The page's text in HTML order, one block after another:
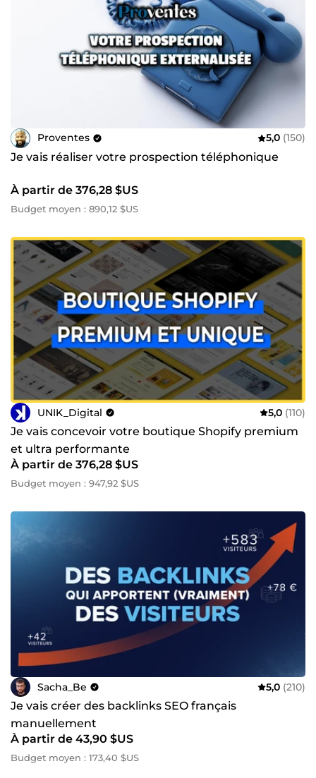
Proventes 5,0 (150)
Je vais réaliser votre prospection téléphonique
À partir de 376,28 $US
Budget moyen : 890,12 $US
UNIK_Digital 5,0 (110)
Je vais concevoir votre boutique Shopify premium
et ultra performante
À partir de 376,28 $US
Budget moyen : 947,92 $US
Sacha_Be 5,0 (210)
Je vais créer des backlinks SEO français
manuellement
À partir de 43,90 $US
Budget moyen : 173,40 $US